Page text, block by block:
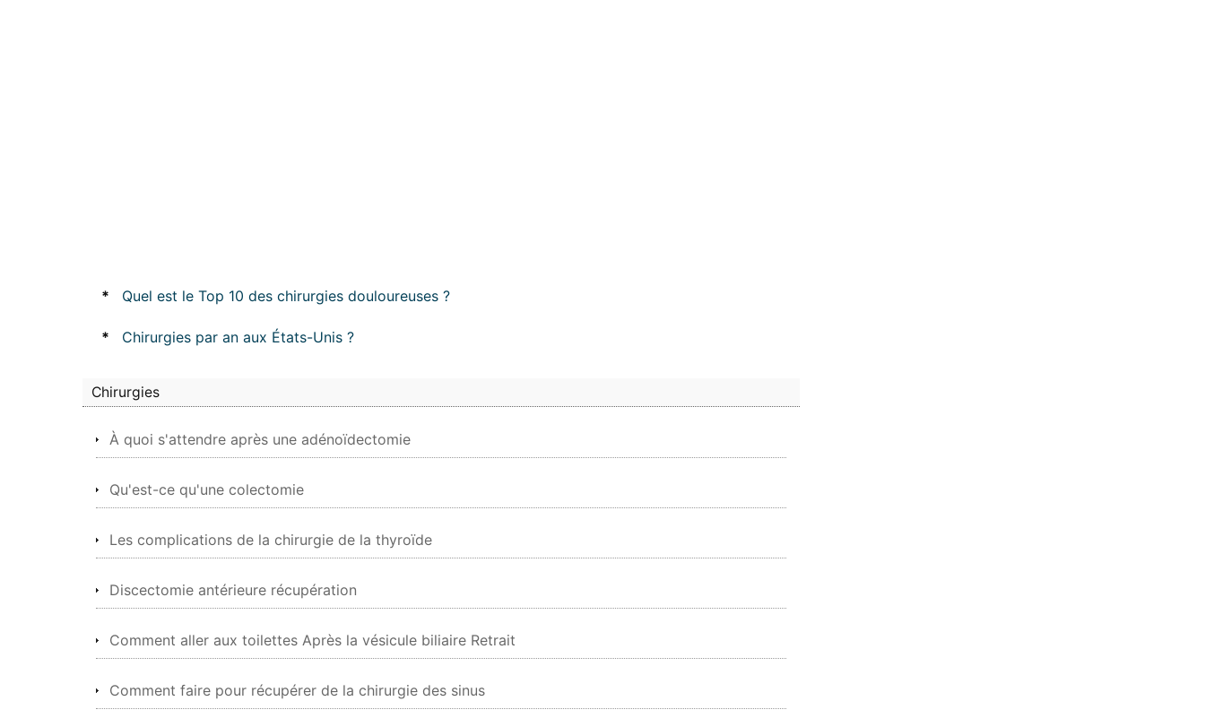
* Quel est le Top 10 des chirurgies douloureuses ?
* Chirurgies par an aux États-Unis ?
Chirurgies
À quoi s'attendre après une adénoïdectomie
Qu'est-ce qu'une colectomie
Les complications de la chirurgie de la thyroïde
Discectomie antérieure récupération
Comment aller aux toilettes Après la vésicule biliaire Retrait
Comment faire pour récupérer de la chirurgie des sinus